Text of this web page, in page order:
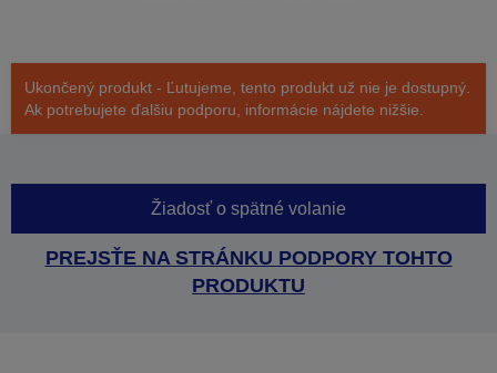
Ukončený produkt - Ľutujeme, tento produkt už nie je dostupný.
Ak potrebujete ďalšiu podporu, informácie nájdete nižšie.
Žiadosť o spätné volanie
PREJSŤE NA STRÁNKU PODPORY TOHTO
PRODUKTU